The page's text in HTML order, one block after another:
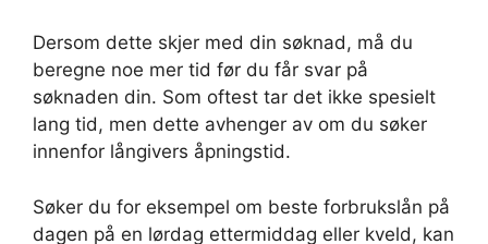
Dersom dette skjer med din søknad, må du
beregne noe mer tid før du får svar på
søknaden din. Som oftest tar det ikke spesielt
lang tid, men dette avhenger av om du søker
innenfor långivers åpningstid.
Søker du for eksempel om beste forbrukslån på
dagen på en lørdag ettermiddag eller kveld, kan